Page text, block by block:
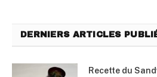
DERNIERS ARTICLES
Recette du